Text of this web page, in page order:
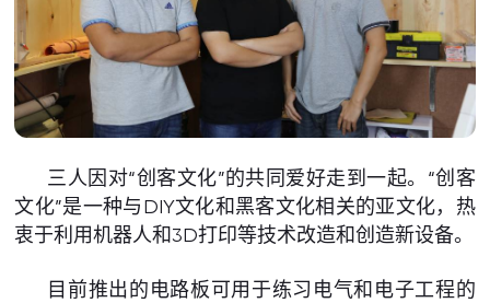
三人因对“创客文化”的共同爱好走到一起。“创客
文化”是一种与DIY文化和黑客文化相关的亚文化，热
衷于利用机器人和3D打印等技术改造和创造新设备。
目前推出的电路板可用于练习电气和电子工程的